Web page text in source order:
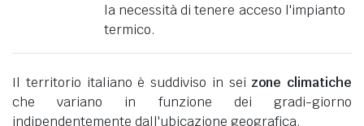
la necessità di tenere acceso l'impianto
termico.
Il territorio italiano è suddiviso in sei zone climatiche
che variano in funzione dei gradi-giorno
indipendentemente dall'ubicazione geografica.